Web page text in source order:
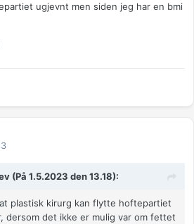
ugjevnt men siden jeg har en bmi
(På 1.5.2023 den 13.18):
plastisk kirurg kan flytte hoftepartiet
dersom det ikke er mulig var om fettet